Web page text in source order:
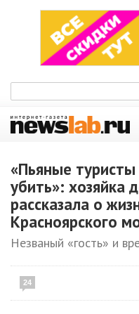
«Пьяные
убить»: хозяйка
рассказала о
Красноярского
Незваный «гость» и
24